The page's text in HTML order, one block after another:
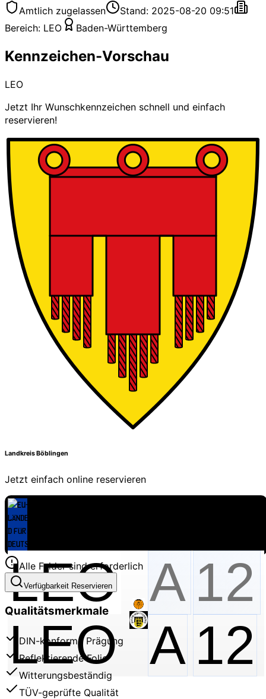
Amtlich zugelassen
Stand: 2025-08-20 09:51
Bereich: LEO Baden-Württemberg
Kennzeichen-Vorschau
LEO
Jetzt Ihr Wunschkennzeichen schnell und einfach
reservieren!
Landkreis Böblingen
Jetzt einfach online reservieren
LEO A 12
Alle Felder sind erforderlich
Verfügbarkeit Reservieren
Qualitätsmerkmale
DIN-konforme Prägung
Reflektierende Folie
Witterungsbeständig
TÜV-geprüfte Qualität